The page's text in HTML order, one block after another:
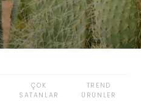
ÇOK
SATANLAR
TREND
ÜRÜNLER